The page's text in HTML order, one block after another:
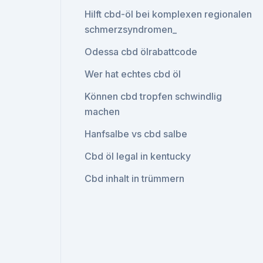
Hilft cbd-öl bei komplexen regionalen
schmerzsyndromen_
Odessa cbd ölrabattcode
Wer hat echtes cbd öl
Können cbd tropfen schwindlig
machen
Hanfsalbe vs cbd salbe
Cbd öl legal in kentucky
Cbd inhalt in trümmern